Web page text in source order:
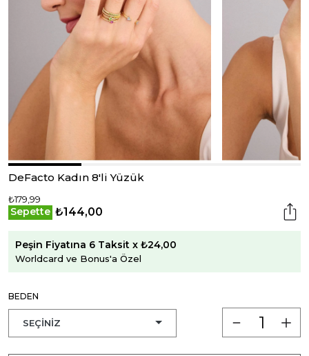
DeFacto Kadın 8'li Yüzük
₺179,99
Sepette ₺144,00
Peşin Fiyatına 6 Taksit x ₺24,00
Worldcard ve Bonus'a Özel
BEDEN